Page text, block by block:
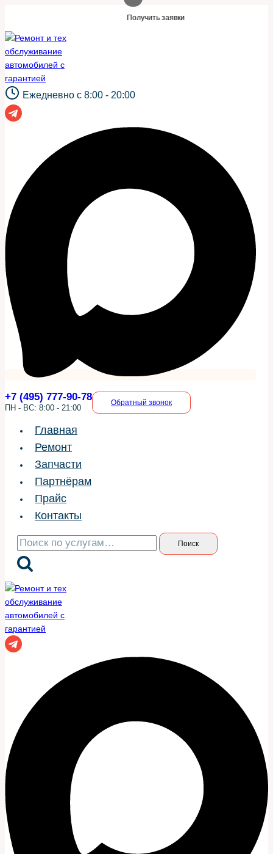
содержимому
Нужны заявки для
Ежедневно с 8:00 - 20:00
+7 (495) 777-90-78
ПН - ВС: 8:00 - 21:00
Обратный звонок
Главная
Ремонт
Запчасти
Партнёрам
Прайс
Контакты
Искать: Поиск